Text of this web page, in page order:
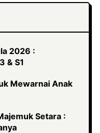
2026 :
& S1
Mewarnai Anak
Setara :